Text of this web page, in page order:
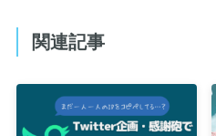
関連記事